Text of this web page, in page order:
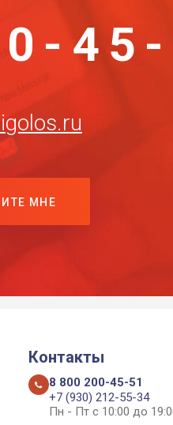
МНЕ
Контакты
8 800 200-45-51
+7 (930) 212-55-34
Пн - Пт с 10:00 до